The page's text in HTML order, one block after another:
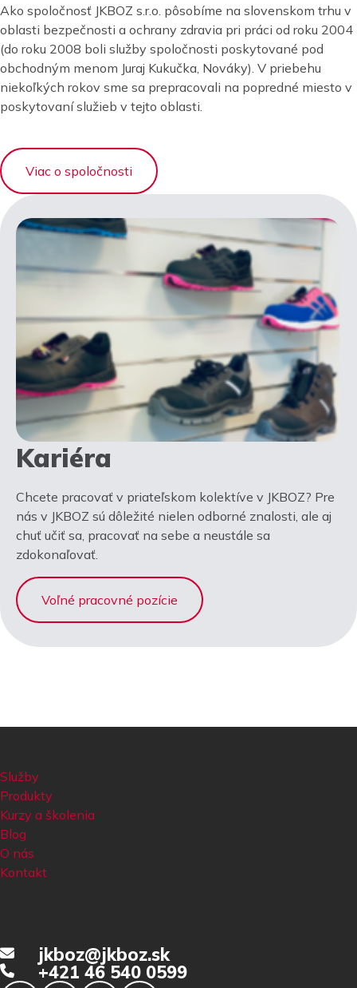
Ako spoločnosť JKBOZ s.r.o. pôsobíme na slovenskom trhu v
oblasti bezpečnosti a ochrany zdravia pri práci od roku 2004
(do roku 2008 boli služby spoločnosti poskytované pod
obchodným menom Juraj Kukučka, Nováky). V priebehu
niekoľkých rokov sme sa prepracovali na popredné miesto v
poskytovaní služieb v tejto oblasti.
Viac o spoločnosti
Kariéra
Chcete pracovať v priateľskom kolektíve v JKBOZ? Pre
nás v JKBOZ sú dôležité nielen odborné znalosti, ale aj
chuť učiť sa, pracovať na sebe a neustále sa
zdokonaľovať.
Voľné pracovné pozície
Služby
Produkty
Kurzy a školenia
Blog
O nás
Kontakt
jkboz@jkboz.sk
+421 46 540 0599